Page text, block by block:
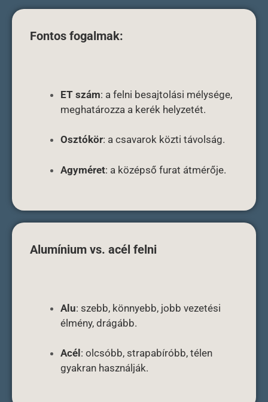
Fontos fogalmak:
ET szám: a felni besajtolási mélysége,
meghatározza a kerék helyzetét.
Osztókör: a csavarok közti távolság.
Agyméret: a középső furat átmérője.
Alumínium vs. acél felni
Alu: szebb, könnyebb, jobb vezetési
élmény, drágább.
Acél : olcsóbb, strapabíróbb, télen
gyakran használják.